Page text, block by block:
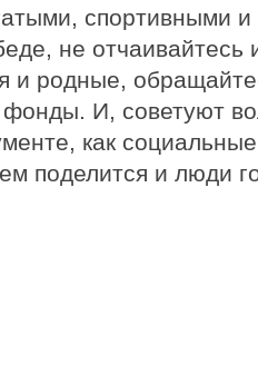
спортивными
не отчаивайтесь
и родные,
фонды. И, советуют
как
поделится и люди